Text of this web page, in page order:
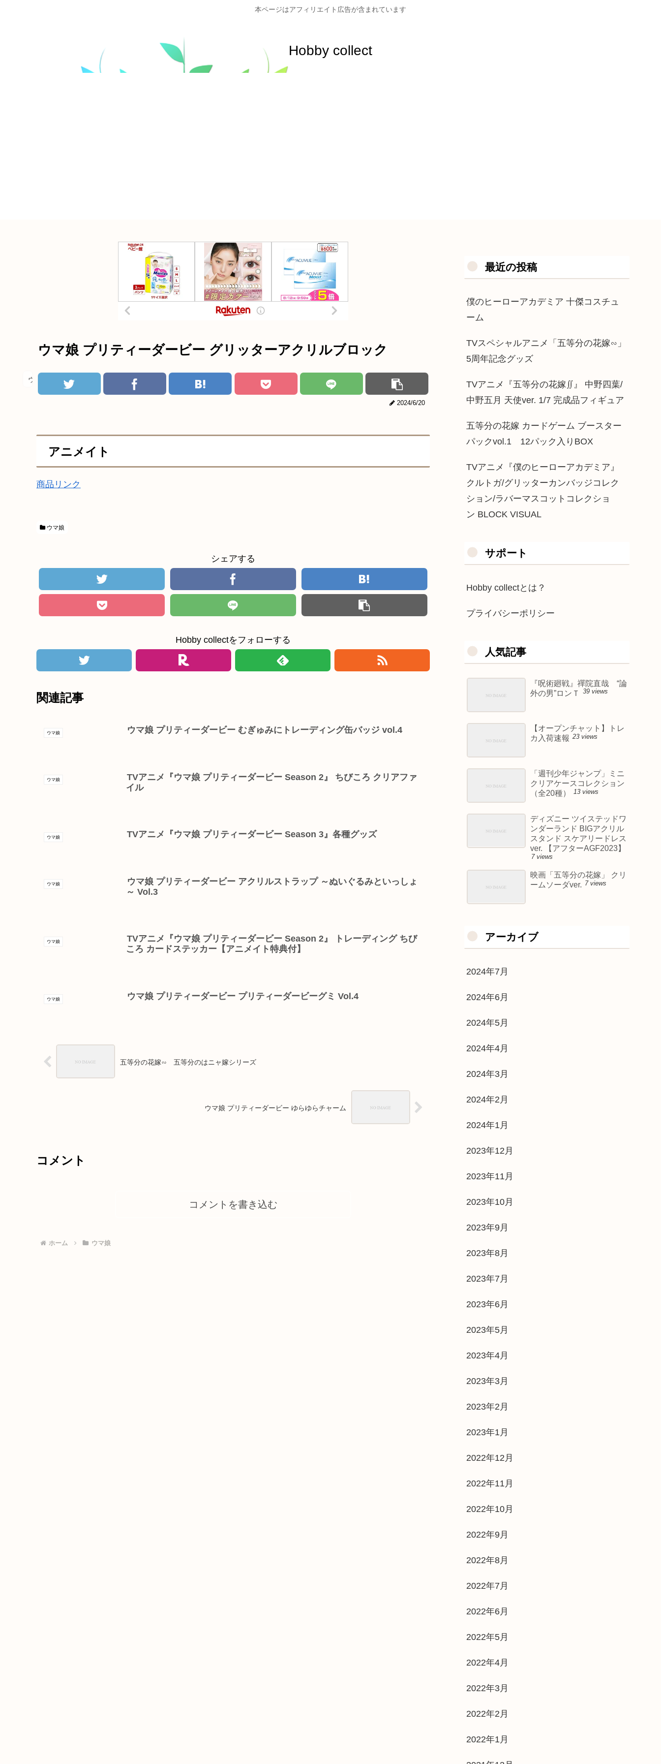
本ページはアフィリエイト広告が含まれています
Hobby collect
ウマ娘 プリティーダービー グリッターアクリルブロック
ウマ娘
2024/6/20
アニメイト
商品リンク
ウマ娘
シェアする
Hobby collectをフォローする
関連記事
ウマ娘 ウマ娘 プリティーダービー むぎゅみにトレーディング缶バッジ vol.4
ウマ娘
TVアニメ『ウマ娘 プリティーダービー Season 2』 ちびころ クリアファ
イル
ウマ娘 TVアニメ『ウマ娘 プリティーダービー Season 3』各種グッズ
ウマ娘
ウマ娘 プリティーダービー アクリルストラップ ～ぬいぐるみといっしょ
～ Vol.3
ウマ娘
TVアニメ『ウマ娘 プリティーダービー Season 2』 トレーディング ちび
ころ カードステッカー【アニメイト特典付】
ウマ娘 ウマ娘 プリティーダービー プリティーダービーグミ Vol.4
五等分の花嫁∽ 五等分のはニャ嫁シリーズ
ウマ娘 プリティーダービー ゆらゆらチャーム
コメント
コメントを書き込む
ホーム ウマ娘
最近の投稿
僕のヒーローアカデミア 十傑コスチュ
ーム
TVスペシャルアニメ「五等分の花嫁∽」
5周年記念グッズ
TVアニメ『五等分の花嫁∬』 中野四葉/
中野五月 天使ver. 1/7 完成品フィギュア
五等分の花嫁 カードゲーム ブースター
パックvol.1 12パック入りBOX
TVアニメ『僕のヒーローアカデミア』
クルトガ/グリッターカンバッジコレク
ション/ラバーマスコットコレクショ
ン BLOCK VISUAL
サポート
Hobby collectとは？
プライバシーポリシー
人気記事
『呪術廻戦』禪院直哉 “論
外の男”ロンＴ
39 views
【オープンチャット】トレ
カ入荷速報 23 views
「週刊少年ジャンプ」ミニ
クリアケースコレクション
（全20種）
13 views
ディズニー ツイステッドワ
ンダーランド BIGアクリル
スタンド スケアリードレス
ver. 【アフターAGF2023】
7 views
映画「五等分の花嫁」 クリ
ームソーダver. 7 views
アーカイブ
2024年7月
2024年6月
2024年5月
2024年4月
2024年3月
2024年2月
2024年1月
2023年12月
2023年11月
2023年10月
2023年9月
2023年8月
2023年7月
2023年6月
2023年5月
2023年4月
2023年3月
2023年2月
2023年1月
2022年12月
2022年11月
2022年10月
2022年9月
2022年8月
2022年7月
2022年6月
2022年5月
2022年4月
2022年3月
2022年2月
2022年1月